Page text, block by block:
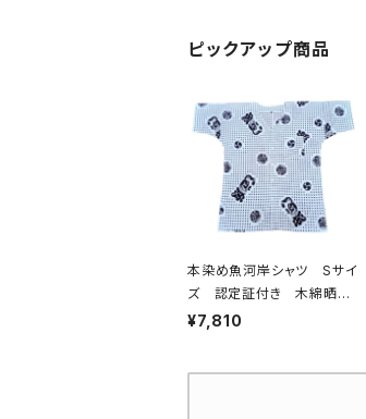
ピックアップ商品
本染め魚河岸シャツ Sサイ
ズ 認定証付き 木綿晒
伝統豆絞り柄 巴紋 白×
¥7,810